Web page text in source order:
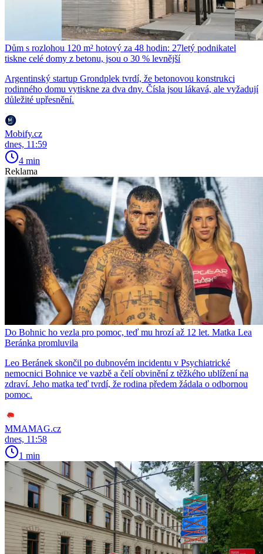
Dům s rozlohou 120 m² hotový za 48 hodin: 27letý podnikatel
tiskne celé domy z betonu, jsou o 30 % levnější
Argentinský startup Grondplek tvrdí, že betonovou konstrukci
rodinného domu vytiskne za dva dny. Čísla jsou lákavá, ale vyžadují
důležité upřesnění.
Mobify.cz
dnes, 11:59
4 min
Reklama
Do Bohnic ho vezla pro pomoc, teď mu hrozí až 12 let. Matka Lea
Beránka promluvila
Leo Beránek skončil po dubnovém incidentu v Psychiatrické
nemocnici Bohnice ve vazbě a čelí obvinění z těžkého ublížení na
zdraví. Jeho matka teď tvrdí, že rodina předem žádala o odbornou
pomoc.
MMAMAG.cz
dnes, 11:58
1 min